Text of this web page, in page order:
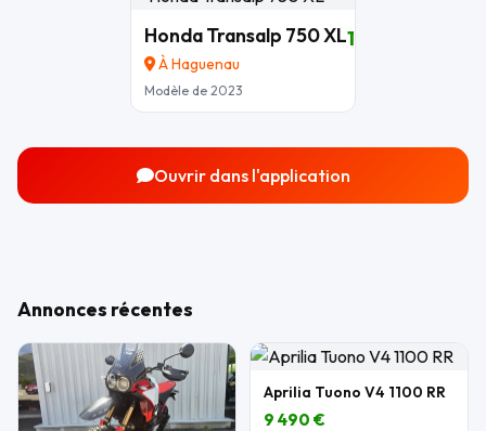
Honda Transalp 750 XL
À Haguenau
Modèle de 2023
10 200 €
Ouvrir dans l'application
Annonces récentes
Aprilia Tuono V4 1100 RR
9 490 €